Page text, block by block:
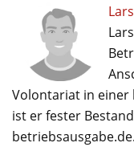
Volontariat in einer
ist er fester